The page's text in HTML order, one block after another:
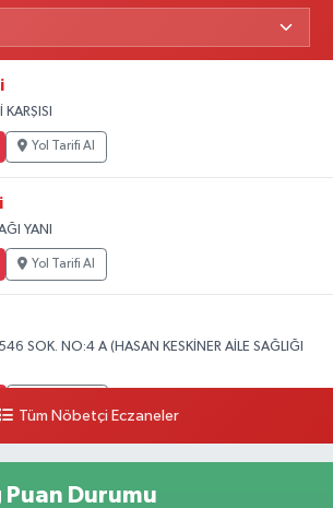
Yol Tarifi Al
YANI
Yol Tarifi Al
SOK. NO:4 A (HASAN KESKİNER AİLE SAĞLIĞI
Tüm Nöbetçi Eczaneler
Puan Durumu